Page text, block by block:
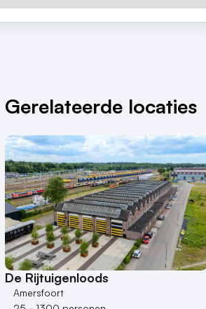
Gerelateerde locaties
De Rijtuigenloods
Amersfoort